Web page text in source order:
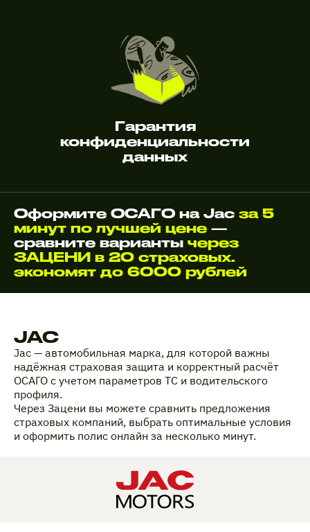
Гарантия
конфиденциальности
данных
Оформите ОСАГО на Jac за 5
минут по лучшей цене —
сравните варианты через
ЗАЦЕНИ в 20 страховых.
экономят до 6000 рублей
JAC
Jac — автомобильная марка, для которой важны
надёжная страховая защита и корректный расчёт
ОСАГО с учетом параметров ТС и водительского
профиля.
Через Зацени вы можете сравнить предложения
страховых компаний, выбрать оптимальные условия
и оформить полис онлайн за несколько минут.